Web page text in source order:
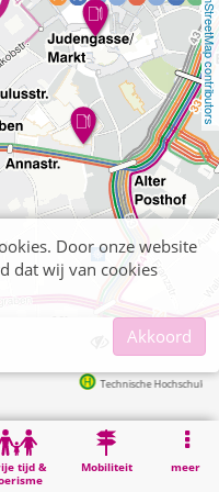
OpenStreetMap contributors
tijd &
Mobiliteit meer
Technische Hochschule in 134m
Door onze website
dat wij van cookies
Akkoord